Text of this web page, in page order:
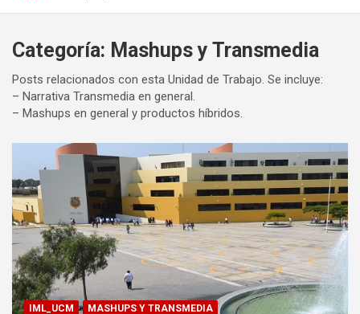
Categoría: Mashups y Transmedia
Posts relacionados con esta Unidad de Trabajo. Se incluye:
– Narrativa Transmedia en general.
– Mashups en general y productos híbridos.
IML_UCM
MASHUPS Y TRANSMEDIA